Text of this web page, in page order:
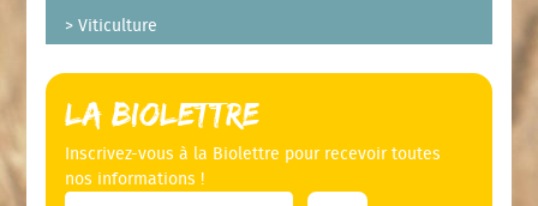
Viticulture
La Biolettre
Inscrivez-vous à la Biolettre pour recevoir toutes
nos informations !